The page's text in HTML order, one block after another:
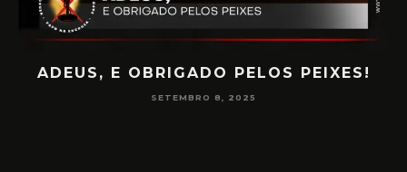
ADEUS, E OBRIGADO PELOS PEIXES!
SETEMBRO 8, 2025